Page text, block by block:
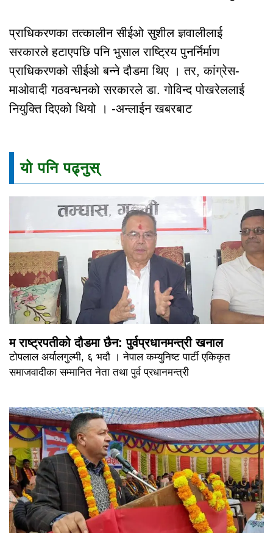
प्राधिकरणका तत्कालीन सीईओ सुशील ज्ञवालीलाई
सरकारले हटाएपछि पनि भुसाल राष्ट्रिय पुनर्निर्माण
प्राधिकरणको सीईओ बन्ने दौडमा थिए । तर, कांग्रेस-
माओवादी गठवन्धनको सरकारले डा. गोविन्द पोखरेललाई
नियुक्ति दिएको थियो । -अन्लाईन खबरबाट
यो पनि पढ्नुस्
म राष्ट्रपतीको दौडमा छैन: पुर्वप्रधानमन्त्री खनाल
टोपलाल अर्यालगुल्मी, ६ भदौ । नेपाल कम्युनिष्ट पार्टी एकिकृत
समाजवादीका सम्मानित नेता तथा पुर्व प्रधानमन्त्री